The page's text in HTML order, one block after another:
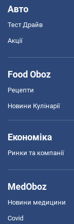
Авто
Тест Драйв
Акції
Food Oboz
Рецепти
Новини Кулінарії
Економіка
Ринки та компанії
MedOboz
Новини медицини
Covid